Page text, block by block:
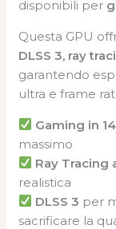
disponibili per
Questa GPU
DLSS 3, ray
garantendo
ultra e frame
Gaming in
massimo
Ray Tracing
realistica
DLSS 3 per
sacrificare la